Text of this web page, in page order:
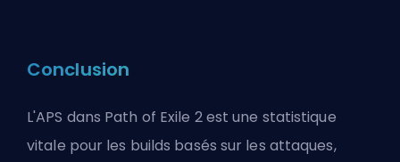
Conclusion
L'APS dans Path of Exile 2 est une statistique
vitale pour les builds basés sur les attaques,